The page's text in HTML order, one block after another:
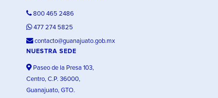
800 465 2486
477 274 5825
contacto@guanajuato.gob.mx
NUESTRA SEDE
Paseo de la Presa 103,
Centro, C.P. 36000,
Guanajuato, GTO.